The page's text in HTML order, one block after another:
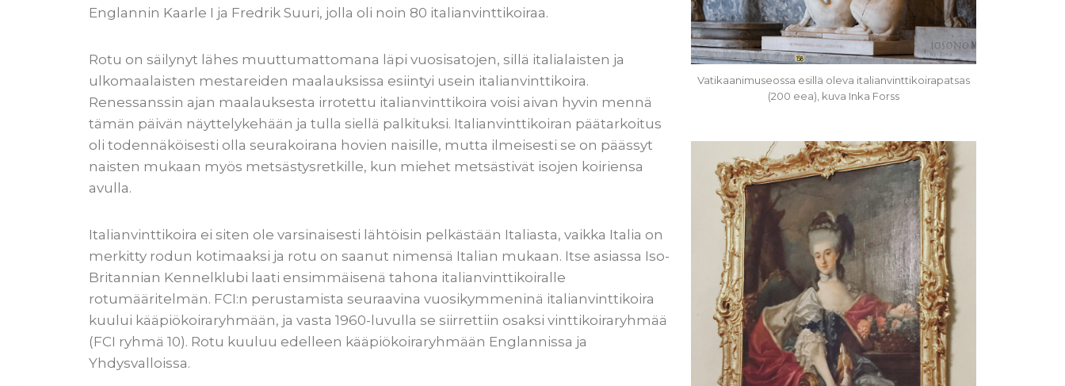
Englannin Kaarle I ja Fredrik Suuri, jolla oli noin 80 italianvinttikoiraa.
Rotu on säilynyt lähes muuttumattomana läpi vuosisatojen, sillä italialaisten ja
ulkomaalaisten mestareiden maalauksissa esiintyi usein italianvinttikoira.
Renessanssin ajan maalauksesta irrotettu italianvinttikoira voisi aivan hyvin mennä
tämän päivän näyttelykehään ja tulla siellä palkituksi. Italianvinttikoiran päätarkoitus
oli todennäköisesti olla seurakoirana hovien naisille, mutta ilmeisesti se on päässyt
naisten mukaan myös metsästysretkille, kun miehet metsästivät isojen koiriensa
avulla.
Italianvinttikoira ei siten ole varsinaisesti lähtöisin pelkästään Italiasta, vaikka Italia on
merkitty rodun kotimaaksi ja rotu on saanut nimensä Italian mukaan. Itse asiassa Iso-
Britannian Kennelklubi laati ensimmäisenä tahona italianvinttikoiralle
rotumääritelmän. FCI:n perustamista seuraavina vuosikymmeninä italianvinttikoira
kuului kääpiökoiraryhmään, ja vasta 1960-luvulla se siirrettiin osaksi vinttikoiraryhmää
(FCI ryhmä 10). Rotu kuuluu edelleen kääpiökoiraryhmään Englannissa ja
Yhdysvalloissa.
Vatikaanimuseossa esillä oleva italianvinttikoirapatsas
(200 eea), kuva Inka Forss